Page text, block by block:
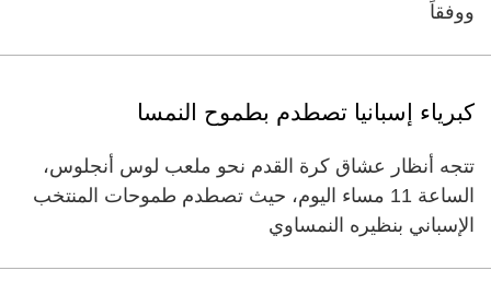
ووفقاً
كبرياء إسبانيا تصطدم بطموح النمسا
تتجه أنظار عشاق كرة القدم نحو ملعب لوس أنجلوس،
الساعة 11 مساء اليوم، حيث تصطدم طموحات المنتخب
الإسباني بنظيره النمساوي